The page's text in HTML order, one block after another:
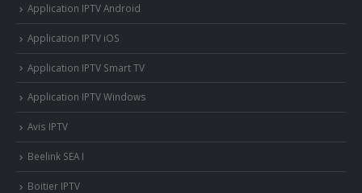
Application IPTV Android
Application IPTV iOS
Application IPTV Smart TV
Application IPTV Windows
Avis IPTV
Beelink SEA I
Boitier IPTV